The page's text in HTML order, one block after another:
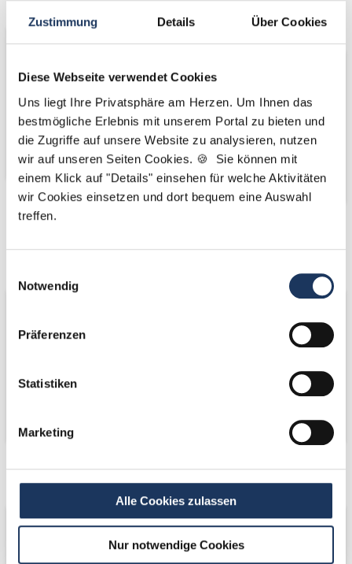
Zustimmung Details Über Cookies
Diese Webseite verwendet Cookies
Uns liegt Ihre Privatsphäre am Herzen. Um Ihnen das
bestmögliche Erlebnis mit unserem Portal zu bieten und
die Zugriffe auf unsere Website zu analysieren, nutzen
wir auf unseren Seiten Cookies. 🍪 Sie können mit
einem Klick auf "Details" einsehen für welche Aktivitäten
wir Cookies einsetzen und dort bequem eine Auswahl
treffen.
Notwendig
Präferenzen
Statistiken
Marketing
Alle Cookies zulassen
Nur notwendige Cookies
Bäume
Netzwerk-Partner Netzwerk-Partner